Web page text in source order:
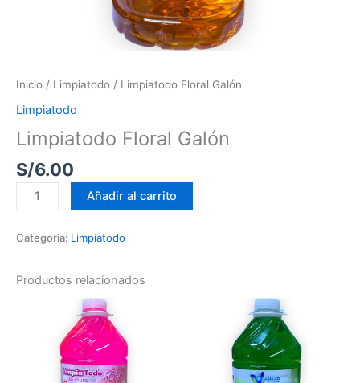
Inicio / Limpiatodo / Limpiatodo Floral Galón
Limpiatodo
Limpiatodo Floral Galón
S/6.00
Añadir al carrito
Categoría: Limpiatodo
Productos relacionados